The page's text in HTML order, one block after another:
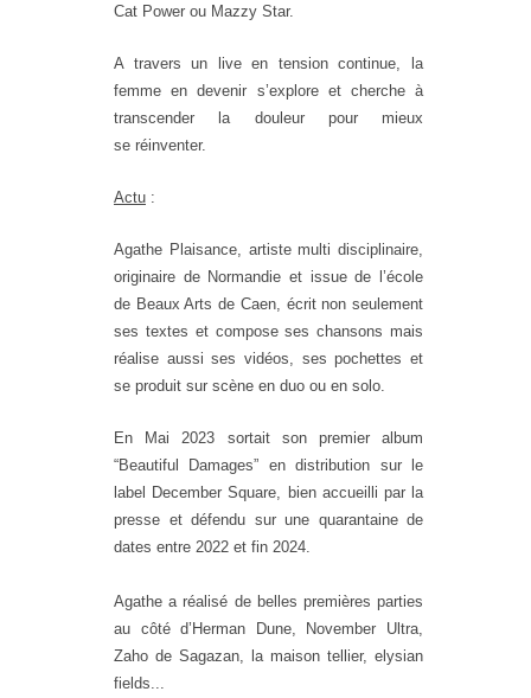
Cat Power ou Mazzy Star.
A travers un live en tension continue, la
femme en devenir s’explore et cherche à
transcender la douleur pour mieux
se réinventer.
Actu :
Agathe Plaisance, artiste multi disciplinaire,
originaire de Normandie et issue de l’école
de Beaux Arts de Caen, écrit non seulement
ses textes et compose ses chansons mais
réalise aussi ses vidéos, ses pochettes et
se produit sur scène en duo ou en solo.
En Mai 2023 sortait son premier album
“Beautiful Damages” en distribution sur le
label December Square, bien accueilli par la
presse et défendu sur une quarantaine de
dates entre 2022 et fin 2024.
Agathe a réalisé de belles premières parties
au côté d’Herman Dune, November Ultra,
Zaho de Sagazan, la maison tellier, elysian
fields...